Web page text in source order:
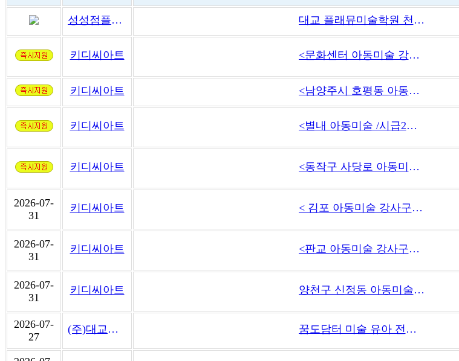
성성점플래뮤미술학원 대교 플래뮤미술학원 천안 성성점 전임강사 모집
키디씨아트 <문화센터 아동미술 강사 구인 / 시급 2만원 이상>
키디씨아트 <남양주시 호평동 아동미술 / 시급 2만원 이상>
키디씨아트 <별내 아동미술 /시급2만이상~ >
키디씨아트 <동작구 사당로 아동미술/시급2만이상~>
2026-07-
31
키디씨아트 < 김포 아동미술 강사구인 / 시급 2만이상~ >
2026-07-
31
키디씨아트 <판교 아동미술 강사구인/시급 2만~>
2026-07-
31
키디씨아트 양천구 신정동 아동미술/시급4만
2026-07-
27
(주)대교에듀캠프 꿈도담터 미술 유아 전문 강사 모집